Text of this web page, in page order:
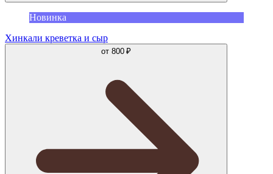
Новинка
Хинкали креветка и сыр
от 800 ₽